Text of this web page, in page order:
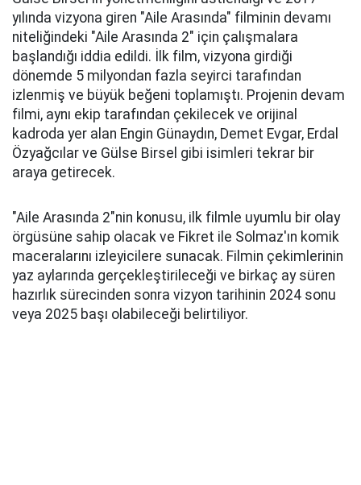
yılında vizyona giren "Aile Arasında" filminin devamı
niteliğindeki "Aile Arasında 2" için çalışmalara
başlandığı iddia edildi. İlk film, vizyona girdiği
dönemde 5 milyondan fazla seyirci tarafından
izlenmiş ve büyük beğeni toplamıştı. Projenin devam
filmi, aynı ekip tarafından çekilecek ve orijinal
kadroda yer alan Engin Günaydın, Demet Evgar, Erdal
Özyağcılar ve Gülse Birsel gibi isimleri tekrar bir
araya getirecek.
"Aile Arasında 2"nin konusu, ilk filmle uyumlu bir olay
örgüsüne sahip olacak ve Fikret ile Solmaz'ın komik
maceralarını izleyicilere sunacak. Filmin çekimlerinin
yaz aylarında gerçekleştirileceği ve birkaç ay süren
hazırlık sürecinden sonra vizyon tarihinin 2024 sonu
veya 2025 başı olabileceği belirtiliyor.